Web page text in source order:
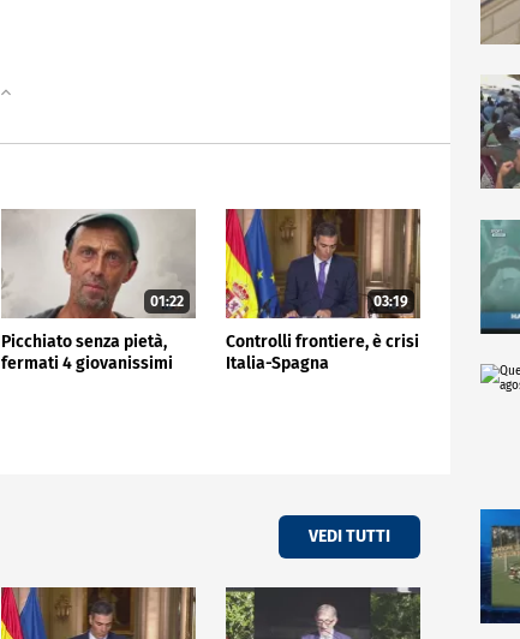
01:22
Picchiato senza pietà,
fermati 4 giovanissimi
03:19
Controlli frontiere, è crisi
Italia-Spagna
VEDI TUTTI